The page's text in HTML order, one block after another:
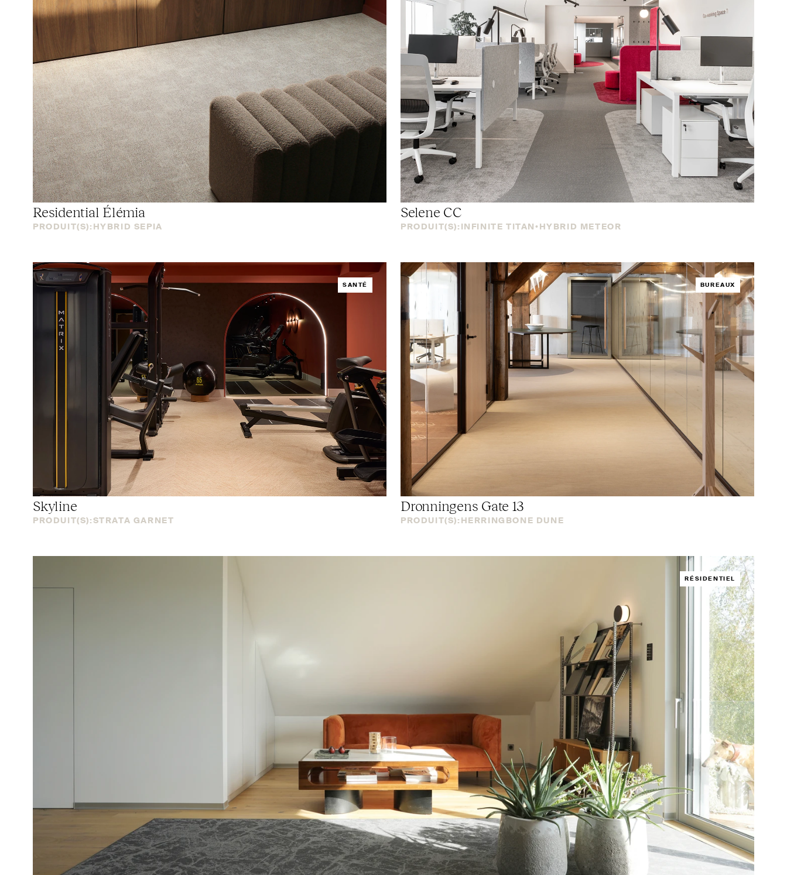
Residential Élémia
PRODUIT(S): HYBRID SEPIA
Selene CC
PRODUIT(S): INFINITE TITAN HYBRID METEOR
SANTÉ
Skyline
PRODUIT(S): STRATA GARNET
BUREAUX
Dronningens Gate 13
PRODUIT(S): HERRINGBONE DUNE
RÉSIDENTIEL